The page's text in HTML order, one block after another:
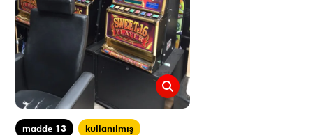
madde 13 kullanılmış